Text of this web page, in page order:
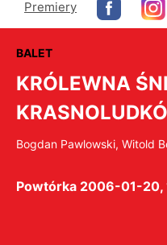
Premiery
BALET
KRÓLEWNA
Bogdan Pawlowski, Witold
Powtórka 2006-01-20,